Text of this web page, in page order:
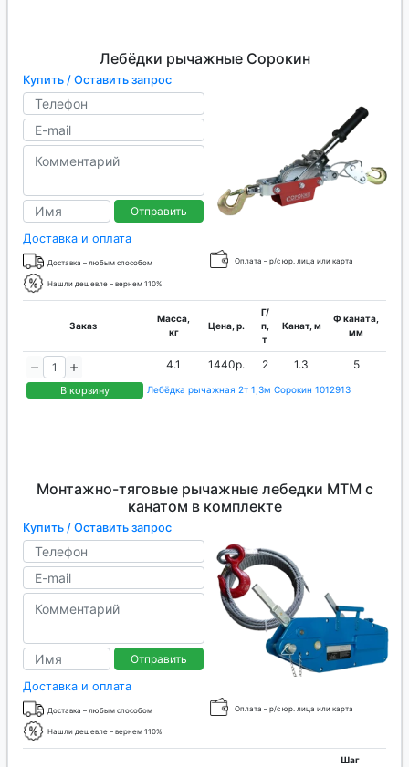
Лебёдки рычажные Сорокин
Купить / Оставить запрос
Отправить
Доставка и оплата
Доставка – любым способом Оплата – р/с юр. лица или карта
Нашли дешевле – вернем 110%
Заказ
Масса,
кг
Цена, р.
Г/
п,
т
Канат, м
Ф каната,
мм
В корзину
4.1 1440р. 2 1.3 5
Лебёдка рычажная 2т 1,3м Сорокин 1012913
Монтажно-тяговые рычажные лебедки МТМ с
канатом в комплекте
Купить / Оставить запрос
Отправить
Доставка и оплата
Доставка – любым способом Оплата – р/с юр. лица или карта
Нашли дешевле – вернем 110%
Шаг